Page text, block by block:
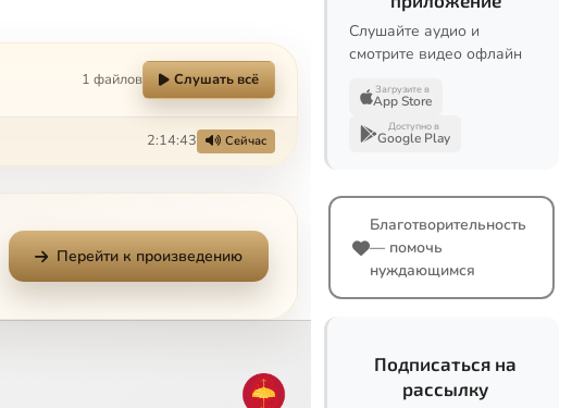
1 файлов Слушать всё
2:14:43 Сейчас
Перейти к произведению
Слушайте аудио и
смотрите видео офлайн
Загрузите в
App Store
Доступно в
Google Play
Благотворительность
— помочь
нуждающимся
Подписаться на
рассылку